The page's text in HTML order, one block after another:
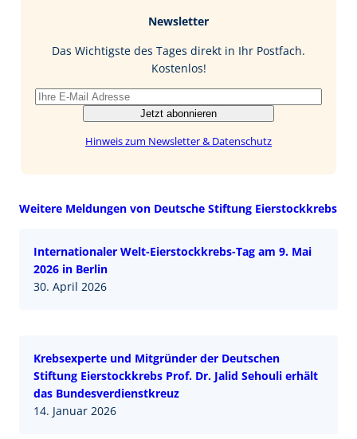
I
Newsletter
Das Wichtigste des Tages direkt in Ihr Postfach.
Kostenlos!
Jetzt abonnieren
Hinweis zum Newsletter & Datenschutz
Weitere Meldungen von Deutsche Stiftung Eierstockkrebs
Internationaler Welt-Eierstockkrebs-Tag am 9. Mai
2026 in Berlin
30. April 2026
Krebsexperte und Mitgründer der Deutschen
Stiftung Eierstockkrebs Prof. Dr. Jalid Sehouli erhält
das Bundesverdienstkreuz
14. Januar 2026